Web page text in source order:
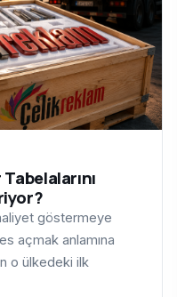
göstermeye
açmak anlamına
o ülkedeki ilk